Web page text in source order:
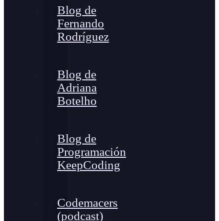
Blog de
Fernando
Rodríguez
Blog de
Adriana
Botelho
Blog de
Programación
KeepCoding
Codemacers
(podcast)